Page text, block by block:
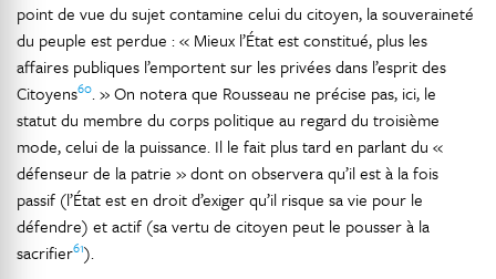
point de vue du sujet contamine celui du citoyen, la souveraineté
du peuple est perdue : « Mieux l’État est constitué, plus les
affaires publiques l’emportent sur les privées dans l’esprit des
Citoyens60. » On notera que Rousseau ne précise pas, ici, le
statut du membre du corps politique au regard du troisième
mode, celui de la puissance. Il le fait plus tard en parlant du «
défenseur de la patrie » dont on observera qu’il est à la fois
passif (l’État est en droit d’exiger qu’il risque sa vie pour le
défendre) et actif (sa vertu de citoyen peut le pousser à la
sacrifier61).